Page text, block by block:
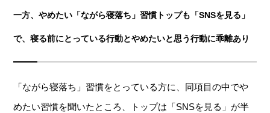
一方、やめたい「ながら寝落ち」習慣トップも「SNSを見る」
で、寝る前にとっている行動とやめたいと思う行動に乖離あり
「ながら寝落ち」習慣をとっている方に、同項目の中でや
めたい習慣を聞いたところ、トップは「SNSを見る」が半